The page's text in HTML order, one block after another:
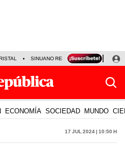
SINUANO RESULTADOS HOY
ECONOMÍA SOCIEDAD MUNDO
17 Jul 2024 | 10:50 h